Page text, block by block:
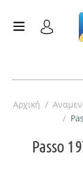
Αρχική /
/
Passo